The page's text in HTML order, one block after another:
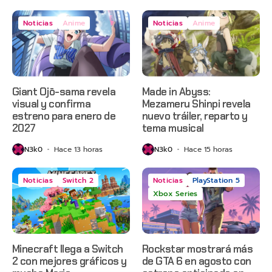
Noticias Anime
Giant Ojō-sama revela
visual y confirma
estreno para enero de
2027
N3k0 Hace 13 horas
Noticias Anime
Made in Abyss:
Mezameru Shinpi revela
nuevo tráiler, reparto y
tema musical
N3k0 Hace 15 horas
Noticias Switch 2
Minecraft llega a Switch
2 con mejores gráficos y
Noticias
PlayStation 5
Xbox Series
Rockstar mostrará más
de GTA 6 en agosto con